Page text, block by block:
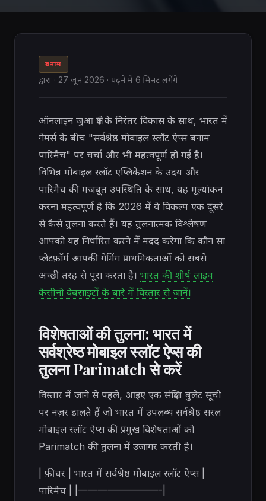
बनाम
द्वारा · 27 जून 2026 · पढ़ने में 6 मिनट लगेंगे
ऑनलाइन जुआ क्षेत्र के निरंतर विकास के साथ, भारत में
गेमर्स के बीच "सर्वश्रेष्ठ मोबाइल स्लॉट ऐप्स बनाम
पारिमैच" पर चर्चा और भी महत्वपूर्ण हो गई है।
विभिन्न मोबाइल स्लॉट एप्लिकेशन के उदय और
पारिमैच की मजबूत उपस्थिति के साथ, यह मूल्यांकन
करना महत्वपूर्ण है कि 2026 में ये विकल्प एक दूसरे
से कैसे तुलना करते हैं। यह तुलनात्मक विश्लेषण
आपको यह निर्धारित करने में मदद करेगा कि कौन सा
प्लेटफ़ॉर्म आपकी गेमिंग प्राथमिकताओं को सबसे
अच्छी तरह से पूरा करता है। भारत की शीर्ष लाइव
कैसीनो वेबसाइटों के बारे में विस्तार से जानें।
विशेषताओं की तुलना: भारत में
सर्वश्रेष्ठ मोबाइल स्लॉट ऐप्स की
तुलना Parimatch से करें
विस्तार में जाने से पहले, आइए एक संक्षिप्त बुलेट सूची
पर नज़र डालते हैं जो भारत में उपलब्ध सर्वश्रेष्ठ सरल
मोबाइल स्लॉट ऐप्स की प्रमुख विशेषताओं को
Parimatch की तुलना में उजागर करती है।
| फ़ीचर | भारत में सर्वश्रेष्ठ मोबाइल स्लॉट ऐप्स |
पारिमैच | |————————-|